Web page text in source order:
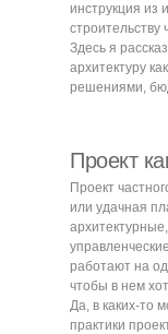
Проект
Проект
или удачная
работают на
чтобы в нем
Да, в каких-то
практики
инструкция из
строительству
Здесь я
архитектуру
решениями,